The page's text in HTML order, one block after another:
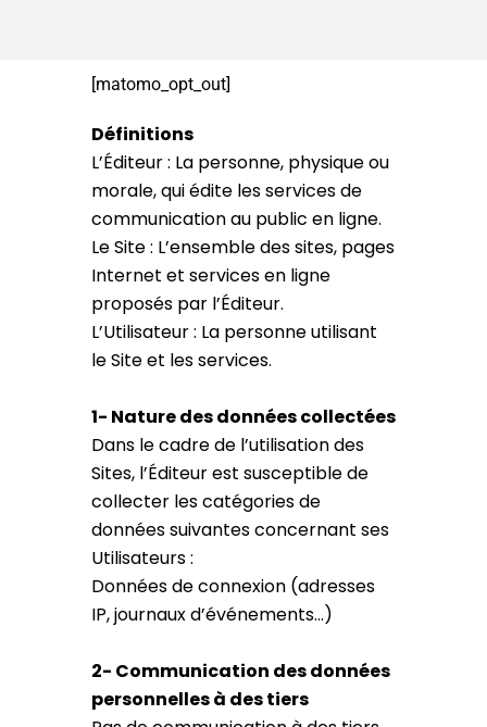
[matomo_opt_out]
Définitions
L’Éditeur : La personne, physique ou
morale, qui édite les services de
communication au public en ligne.
Le Site : L’ensemble des sites, pages
Internet et services en ligne
proposés par l’Éditeur.
L’Utilisateur : La personne utilisant
le Site et les services.
1- Nature des données collectées
Dans le cadre de l’utilisation des
Sites, l’Éditeur est susceptible de
collecter les catégories de
données suivantes concernant ses
Utilisateurs :
Données de connexion (adresses
IP, journaux d’événements…)
2- Communication des données
personnelles à des tiers